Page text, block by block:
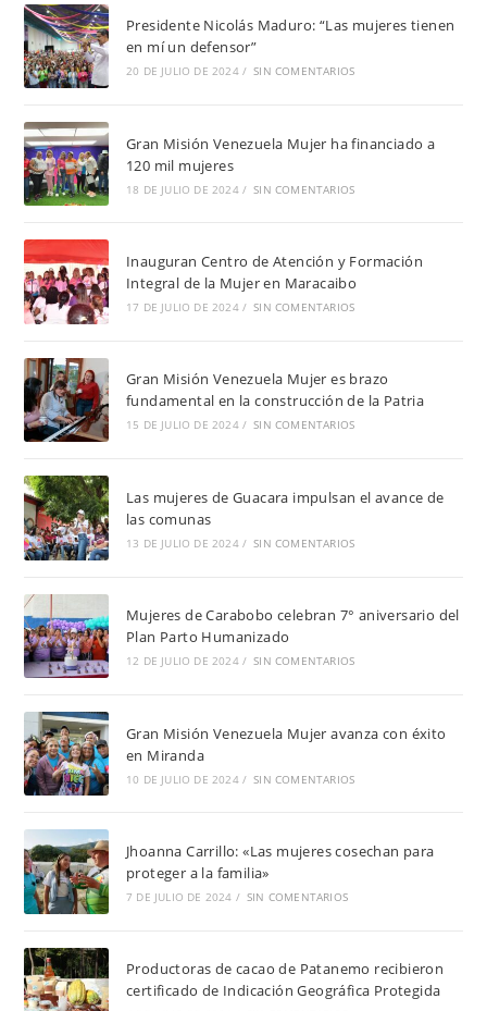
Presidente Nicolás Maduro: “Las mujeres tienen
en mí un defensor”
20 DE JULIO DE 2024 / SIN COMENTARIOS
Gran Misión Venezuela Mujer ha financiado a
120 mil mujeres
18 DE JULIO DE 2024 / SIN COMENTARIOS
Inauguran Centro de Atención y Formación
Integral de la Mujer en Maracaibo
17 DE JULIO DE 2024 / SIN COMENTARIOS
Gran Misión Venezuela Mujer es brazo
fundamental en la construcción de la Patria
15 DE JULIO DE 2024 / SIN COMENTARIOS
Las mujeres de Guacara impulsan el avance de
las comunas
13 DE JULIO DE 2024 / SIN COMENTARIOS
Mujeres de Carabobo celebran 7° aniversario del
Plan Parto Humanizado
12 DE JULIO DE 2024 / SIN COMENTARIOS
Gran Misión Venezuela Mujer avanza con éxito
en Miranda
10 DE JULIO DE 2024 / SIN COMENTARIOS
Jhoanna Carrillo: «Las mujeres cosechan para
proteger a la familia»
7 DE JULIO DE 2024 / SIN COMENTARIOS
Productoras de cacao de Patanemo recibieron
certificado de Indicación Geográfica Protegida